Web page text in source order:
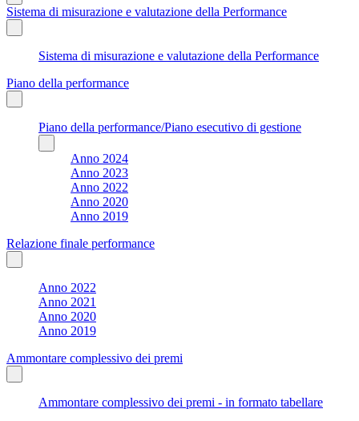
Sistema di misurazione e valutazione della Performance
Sistema di misurazione e valutazione della Performance
Piano della performance
Piano della performance/Piano esecutivo di gestione
Anno 2024
Anno 2023
Anno 2022
Anno 2020
Anno 2019
Relazione finale performance
Anno 2022
Anno 2021
Anno 2020
Anno 2019
Ammontare complessivo dei premi
Ammontare complessivo dei premi - in formato tabellare